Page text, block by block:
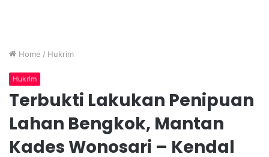
Home / Hukrim
Hukrim
Terbukti Lakukan Penipuan
Lahan Bengkok, Mantan
Kades Wonosari – Kendal